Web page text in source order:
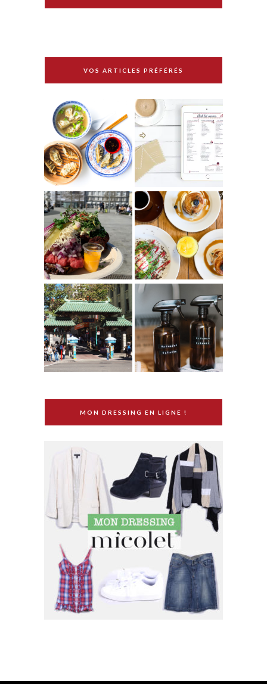
VOS ARTICLES PRÉFÉRÉS
MON DRESSING EN LIGNE !